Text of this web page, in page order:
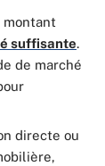
montant
suffisante.
de marché
directe ou